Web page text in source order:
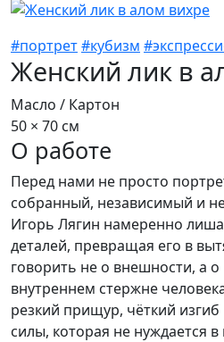
#портрет#кубизм
Женский лик в
Масло / Картон
50 × 70 см
О работе
Перед нами не просто
собранный, независимый и
Игорь Лягин намеренно
деталей, превращая его в
говорить не о внешности, а
внутреннем стержне
резкий прищур, чёткий
силы, которая не нуждается в